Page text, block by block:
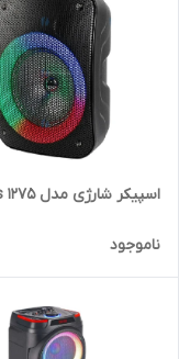
اسپیکر شارژی مدل kts 1275
ناموجود